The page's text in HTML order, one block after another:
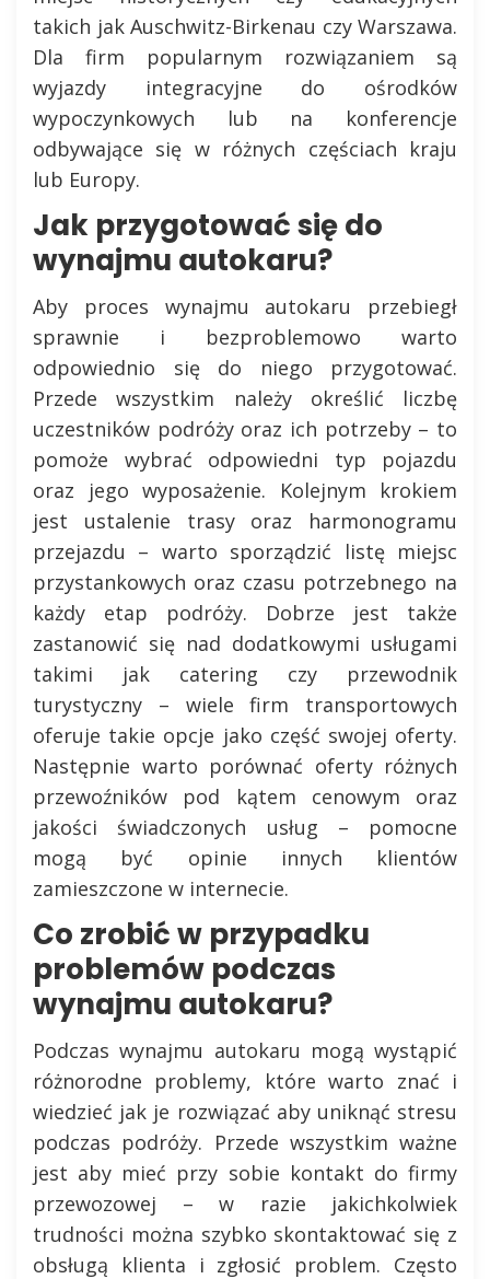
takich jak Auschwitz-Birkenau czy Warszawa.
Dla firm popularnym rozwiązaniem są
wyjazdy integracyjne do ośrodków
wypoczynkowych lub na konferencje
odbywające się w różnych częściach kraju
lub Europy.
Jak przygotować się do
wynajmu autokaru?
Aby proces wynajmu autokaru przebiegł
sprawnie i bezproblemowo warto
odpowiednio się do niego przygotować.
Przede wszystkim należy określić liczbę
uczestników podróży oraz ich potrzeby – to
pomoże wybrać odpowiedni typ pojazdu
oraz jego wyposażenie. Kolejnym krokiem
jest ustalenie trasy oraz harmonogramu
przejazdu – warto sporządzić listę miejsc
przystankowych oraz czasu potrzebnego na
każdy etap podróży. Dobrze jest także
zastanowić się nad dodatkowymi usługami
takimi jak catering czy przewodnik
turystyczny – wiele firm transportowych
oferuje takie opcje jako część swojej oferty.
Następnie warto porównać oferty różnych
przewoźników pod kątem cenowym oraz
jakości świadczonych usług – pomocne
mogą być opinie innych klientów
zamieszczone w internecie.
Co zrobić w przypadku
problemów podczas
wynajmu autokaru?
Podczas wynajmu autokaru mogą wystąpić
różnorodne problemy, które warto znać i
wiedzieć jak je rozwiązać aby uniknąć stresu
podczas podróży. Przede wszystkim ważne
jest aby mieć przy sobie kontakt do firmy
przewozowej – w razie jakichkolwiek
trudności można szybko skontaktować się z
obsługą klienta i zgłosić problem. Często